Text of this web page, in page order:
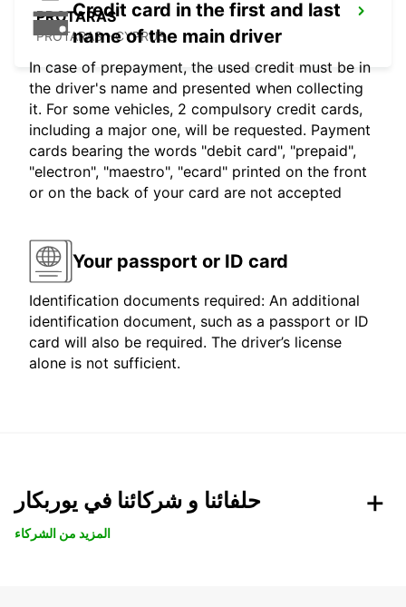
PROTARAS
PROTARAS - CYPRUS
Credit card in the first and last
name of the main driver
In case of prepayment, the used credit must be in
the driver's name and presented when collecting
it. For some vehicles, 2 compulsory credit cards,
including a major one, will be requested. Payment
cards bearing the words "debit card", "prepaid",
"electron", "maestro", "ecard" printed on the front
or on the back of your card are not accepted
Your passport or ID card
Identification documents required: An additional
identification document, such as a passport or ID
card will also be required. The driver’s license
alone is not sufficient.
حلفائنا و شركائنا في يوربكار
المزيد من الشركاء